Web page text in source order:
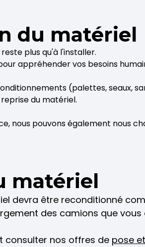
du matériel
plus qu'à l'installer.
appréhender vos besoins
(palettes, seaux,
du matériel.
nous pouvons également nous
matériel
devra être reconditionné
des camions que
consulter nos offres de pose